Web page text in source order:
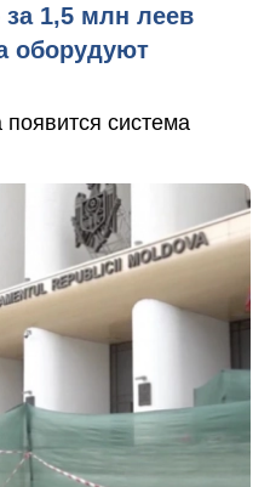
1,5 млн леев
оборудуют
система